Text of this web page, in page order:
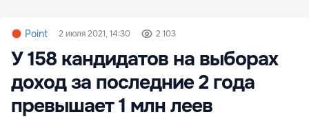
Point 2 июля 2021, 14:30 2 103
У 158 кандидатов на выборах
доход за последние 2 года
превышает 1 млн леев